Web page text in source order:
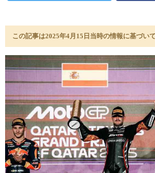
この記事は2025年4月15日当時の情報に基づい